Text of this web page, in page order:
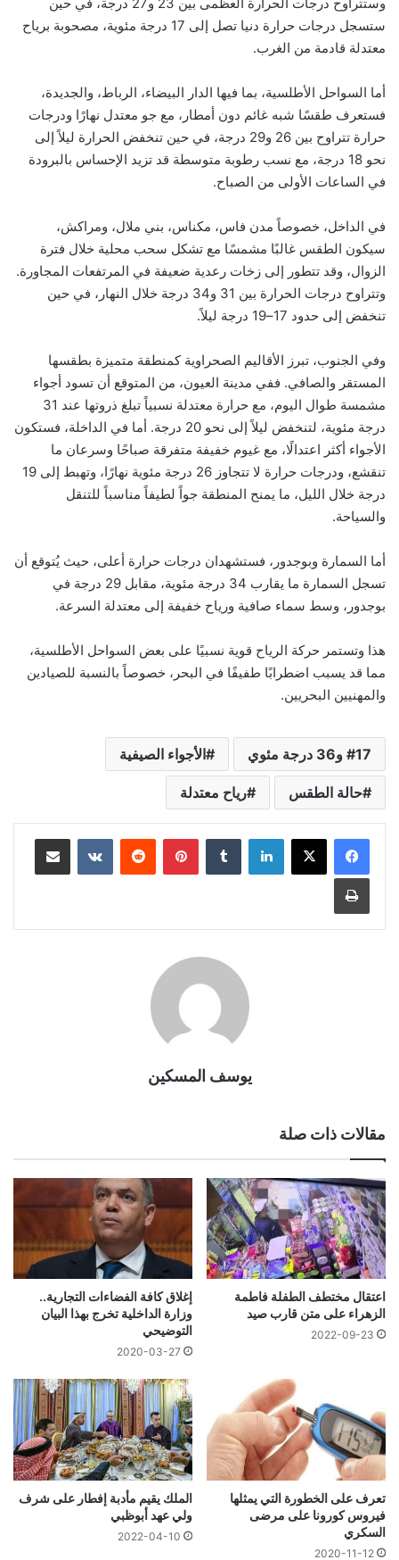
ستسجل درجات حرارة دنيا تصل إلى 17 درجة مئوية، مصحوبة برياح
معتدلة قادمة من الغرب.
أما السواحل الأطلسية، بما فيها الدار البيضاء، الرباط، والجديدة،
فستعرف طقسًا شبه غائم دون أمطار، مع جو معتدل نهارًا ودرجات
حرارة تتراوح بين 26 و29 درجة، في حين تنخفض الحرارة ليلاً إلى
نحو 18 درجة، مع نسب رطوبة متوسطة قد تزيد الإحساس بالبرودة
في الساعات الأولى من الصباح.
في الداخل، خصوصاً مدن فاس، مكناس، بني ملال، ومراكش،
سيكون الطقس غالبًا مشمسًا مع تشكل سحب محلية خلال فترة
الزوال، وقد تتطور إلى زخات رعدية ضعيفة في المرتفعات المجاورة.
وتتراوح درجات الحرارة بين 31 و34 درجة خلال النهار، في حين
تنخفض إلى حدود 17–19 درجة ليلاً.
وفي الجنوب، تبرز الأقاليم الصحراوية كمنطقة متميزة بطقسها
المستقر والصافي. ففي مدينة العيون، من المتوقع أن تسود أجواء
مشمسة طوال اليوم، مع حرارة معتدلة نسبياً تبلغ ذروتها عند 31
درجة مئوية، لتنخفض ليلاً إلى نحو 20 درجة. أما في الداخلة، فستكون
الأجواء أكثر اعتدالًا، مع غيوم خفيفة متفرقة صباحًا وسرعان ما
تنقشع، ودرجات حرارة لا تتجاوز 26 درجة مئوية نهارًا، وتهبط إلى 19
درجة خلال الليل، ما يمنح المنطقة جواً لطيفاً مناسباً للتنقل
والسياحة.
أما السمارة وبوجدور، فستشهدان درجات حرارة أعلى، حيث يُتوقع أن
تسجل السمارة ما يقارب 34 درجة مئوية، مقابل 29 درجة في
بوجدور، وسط سماء صافية ورياح خفيفة إلى معتدلة السرعة.
هذا وتستمر حركة الرياح قوية نسبيًا على بعض السواحل الأطلسية،
مما قد يسبب اضطرابًا طفيفًا في البحر، خصوصاً بالنسبة للصيادين
والمهنيين البحريين.
17 و36 درجة مئوي الأجواء الصيفية
حالة الطقس رياح معتدلة
لينكدإن بينتيريست مشاركة عبر البريد
طباعة
يوسف المسكين
مقالات ذات صلة
اعتقال مختطف الطفلة فاطمة
الزهراء على متن قارب صيد
2022-09-23
إغلاق كافة الفضاءات التجارية..
وزارة الداخلية تخرج بهذا البيان
التوضيحي
2020-03-27
تعرف على الخطورة التي يمثلها
فيروس كورونا على مرضى
السكري
2020-11-12
الملك يقيم مأدبة إفطار على شرف
ولي عهد أبوظبي
2022-04-10